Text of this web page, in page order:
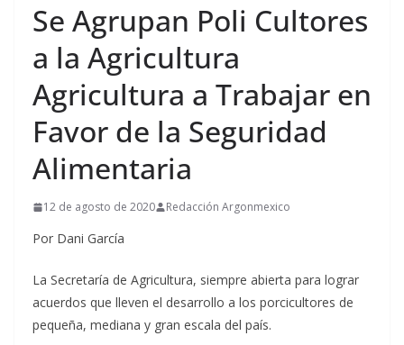
Se Agrupan Poli Cultores
a la Agricultura
Agricultura a Trabajar en
Favor de la Seguridad
Alimentaria
12 de agosto de 2020 Redacción Argonmexico
Por Dani García
La Secretaría de Agricultura, siempre abierta para lograr
acuerdos que lleven el desarrollo a los porcicultores de
pequeña, mediana y gran escala del país.​